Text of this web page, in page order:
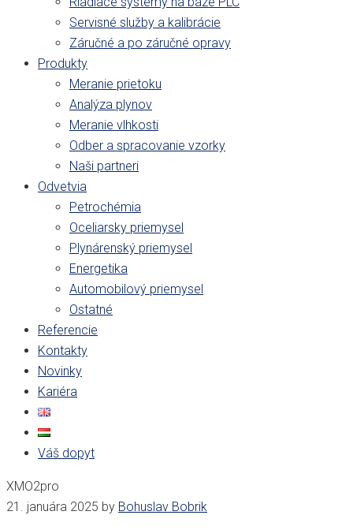
Servisné služby a kalibrácie
Záručné a po záručné opravy
Produkty
Meranie prietoku
Analýza plynov
Meranie vlhkosti
Odber a spracovanie vzorky
Naši partneri
Odvetvia
Petrochémia
Oceliarsky priemysel
Plynárenský priemysel
Energetika
Automobilový priemysel
Ostatné
Referencie
Kontakty
Novinky
Kariéra
Váš dopyt
XMO2pro
21. januára 2025 by Bohuslav Bobrik